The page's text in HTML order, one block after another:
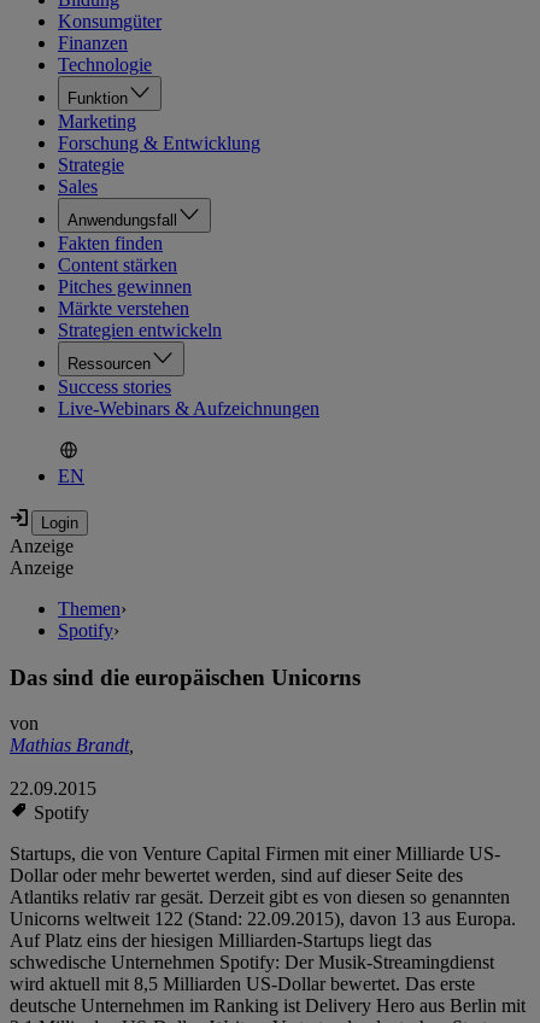
Konsumgüter
Finanzen
Technologie
Funktion
Marketing
Forschung & Entwicklung
Strategie
Sales
Anwendungsfall
Fakten finden
Content stärken
Pitches gewinnen
Märkte verstehen
Strategien entwickeln
Ressourcen
Success stories
Live-Webinars & Aufzeichnungen
EN
Anzeige
Anzeige
Themen›
Spotify›
Das sind die europäischen Unicorns
von
Mathias Brandt,
22.09.2015
Spotify
Startups, die von Venture Capital Firmen mit einer Milliarde US-
Dollar oder mehr bewertet werden, sind auf dieser Seite des
Atlantiks relativ rar gesät. Derzeit gibt es von diesen so genannten
Unicorns weltweit 122 (Stand: 22.09.2015), davon 13 aus Europa.
Auf Platz eins der hiesigen Milliarden-Startups liegt das
schwedische Unternehmen Spotify: Der Musik-Streamingdienst
wird aktuell mit 8,5 Milliarden US-Dollar bewertet. Das erste
deutsche Unternehmen im Ranking ist Delivery Hero aus Berlin mit